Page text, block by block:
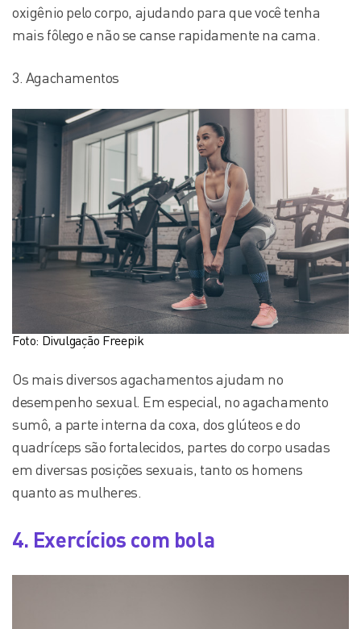
oxigênio pelo corpo, ajudando para que você tenha
mais fôlego e não se canse rapidamente na cama.
3. Agachamentos
Foto: Divulgação Freepik
Os mais diversos agachamentos ajudam no
desempenho sexual. Em especial, no agachamento
sumô, a parte interna da coxa, dos glúteos e do
quadríceps são fortalecidos, partes do corpo usadas
em diversas posições sexuais, tanto os homens
quanto as mulheres.
4. Exercícios com bola